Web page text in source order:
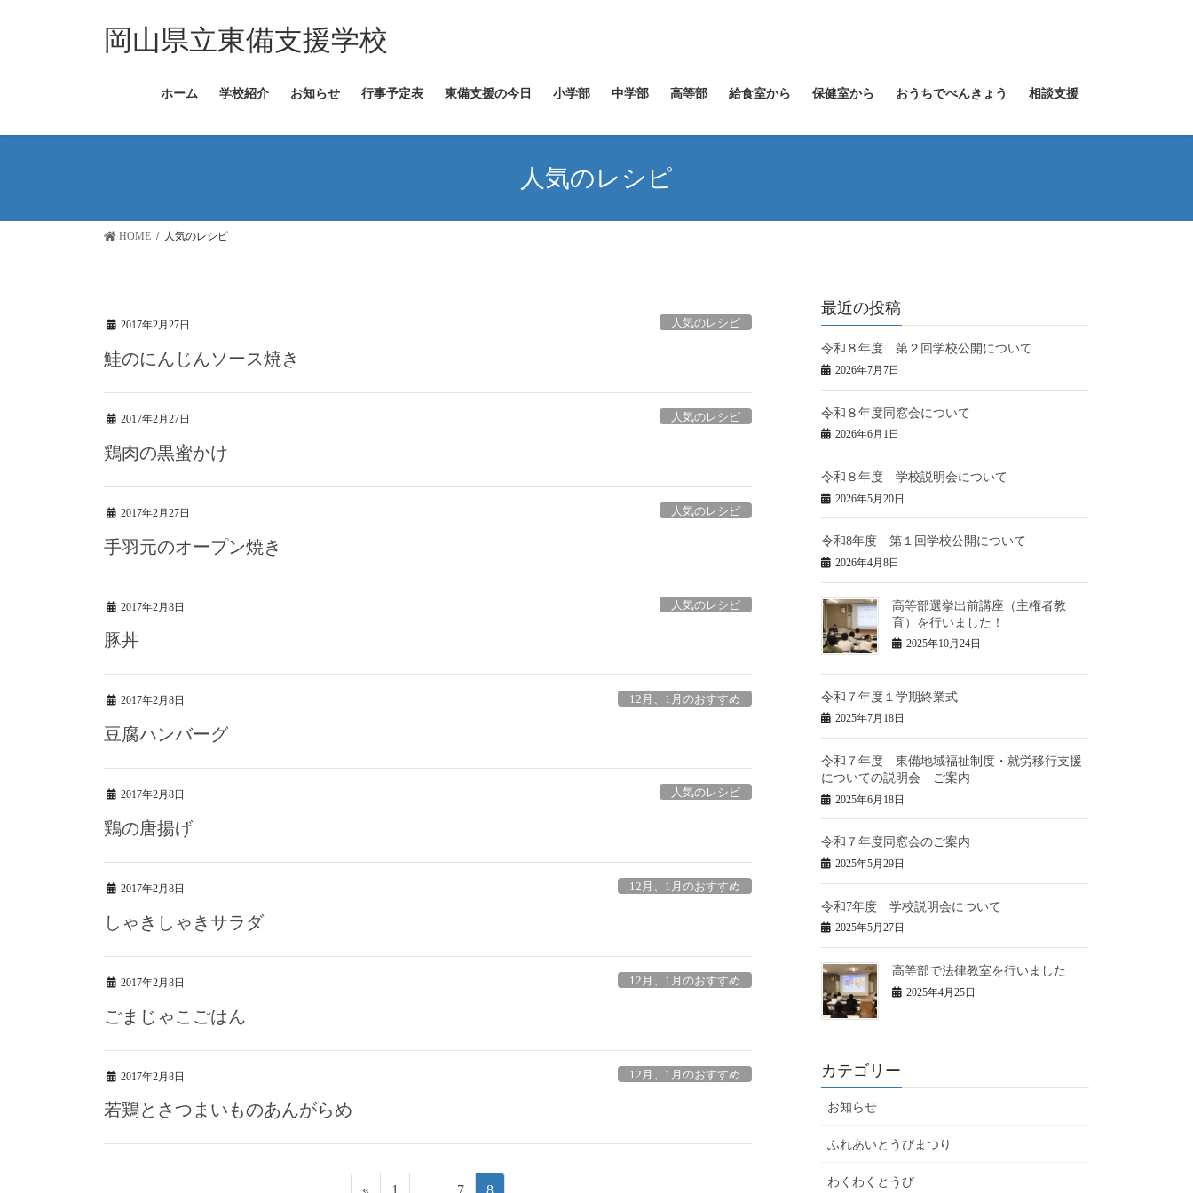
ス
ン
岡山県立東備支援学校
ホーム 学校紹介 お知らせ 行事予定表 東備支援の今日 小学部 中学部 高等部 給食室から 保健室から おうちでべんきょう 相談支援
人気のレシピ
HOME 人気のレシピ
2017年2月27日 人気のレシピ
鮭のにんじんソース焼き
2017年2月27日 人気のレシピ
鶏肉の黒蜜かけ
2017年2月27日 人気のレシピ
手羽元のオープン焼き
2017年2月8日 人気のレシピ
豚丼
2017年2月8日 12月、1月のおすすめ
豆腐ハンバーグ
2017年2月8日 人気のレシピ
鶏の唐揚げ
2017年2月8日 12月、1月のおすすめ
しゃきしゃきサラダ
2017年2月8日 12月、1月のおすすめ
ごまじゃこごはん
2017年2月8日 12月、1月のおすすめ
若鶏とさつまいものあんがらめ
固
固
固
最近の投稿
令和８年度 第２回学校公開について
2026年7月7日
令和８年度同窓会について
2026年6月1日
令和８年度 学校説明会について
2026年5月20日
令和8年度 第１回学校公開について
2026年4月8日
高等部選挙出前講座（主権者教
育）を行いました！
2025年10月24日
令和７年度１学期終業式
2025年7月18日
令和７年度 東備地域福祉制度・就労移行支援
についての説明会 ご案内
2025年6月18日
令和７年度同窓会のご案内
2025年5月29日
令和7年度 学校説明会について
2025年5月27日
高等部で法律教室を行いました
2025年4月25日
カテゴリー
お知らせ
ふれあいとうびまつり
わくわくとうび